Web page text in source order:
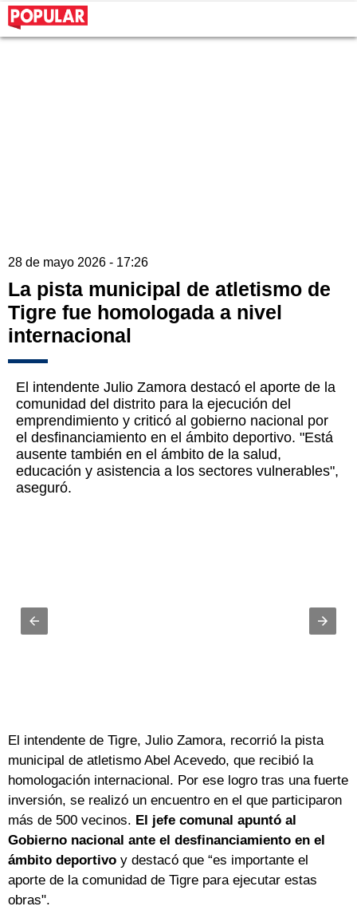
28 de mayo 2026 - 17:26
La pista municipal de atletismo de
Tigre fue homologada a nivel
internacional
El intendente Julio Zamora destacó el aporte de la
comunidad del distrito para la ejecución del
emprendimiento y criticó al gobierno nacional por
el desfinanciamiento en el ámbito deportivo. "Está
ausente también en el ámbito de la salud,
educación y asistencia a los sectores vulnerables",
aseguró.
El intendente de Tigre, Julio Zamora, recorrió la pista
municipal de atletismo Abel Acevedo, que recibió la
homologación internacional. Por ese logro tras una fuerte
inversión, se realizó un encuentro en el que participaron
más de 500 vecinos. El jefe comunal apuntó al
Gobierno nacional ante el desfinanciamiento en el
ámbito deportivo y destacó que “es importante el
aporte de la comunidad de Tigre para ejecutar estas
obras".